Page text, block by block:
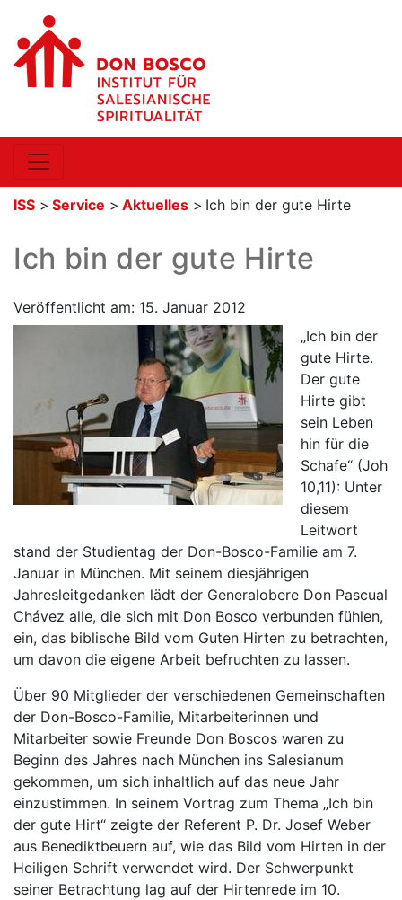
ISS > Service > Aktuelles > Ich bin der gute Hirte
Ich bin der gute Hirte
Veröffentlicht am: 15. Januar 2012
„Ich bin der
gute Hirte.
Der gute
Hirte gibt
sein Leben
hin für die
Schafe“ (Joh
10,11): Unter
diesem
Leitwort
stand der Studientag der Don-Bosco-Familie am 7.
Januar in München. Mit seinem diesjährigen
Jahresleitgedanken lädt der Generalobere Don Pascual
Chávez alle, die sich mit Don Bosco verbunden fühlen,
ein, das biblische Bild vom Guten Hirten zu betrachten,
um davon die eigene Arbeit befruchten zu lassen.
Über 90 Mitglieder der verschiedenen Gemeinschaften
der Don-Bosco-Familie, Mitarbeiterinnen und
Mitarbeiter sowie Freunde Don Boscos waren zu
Beginn des Jahres nach München ins Salesianum
gekommen, um sich inhaltlich auf das neue Jahr
einzustimmen. In seinem Vortrag zum Thema „Ich bin
der gute Hirt“ zeigte der Referent P. Dr. Josef Weber
aus Benediktbeuern auf, wie das Bild vom Hirten in der
Heiligen Schrift verwendet wird. Der Schwerpunkt
seiner Betrachtung lag auf der Hirtenrede im 10.